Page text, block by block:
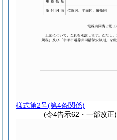
様式第2号(第4条関係)
(令4告示62・一部改正)